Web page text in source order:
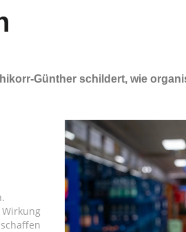
Günther schildert, wie